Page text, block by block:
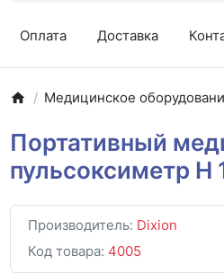
Оплата Доставка
Медицинское
Портативный
пульсоксиметр H
Производитель: Dixion
Код товара: 4005